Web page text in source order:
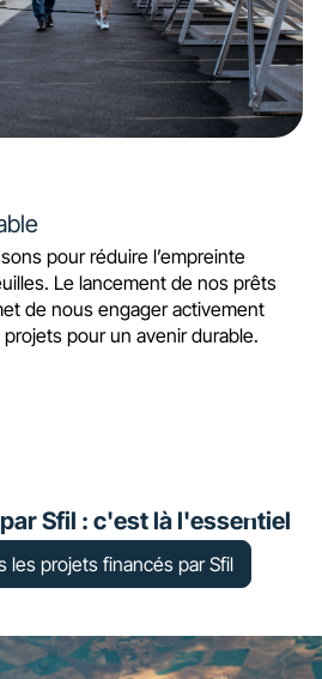
pour réduire l’empreinte
Le lancement de nos prêts
de nous engager activement
pour un avenir durable.
Sfil : c'est là l'essentiel
les projets financés par Sfil